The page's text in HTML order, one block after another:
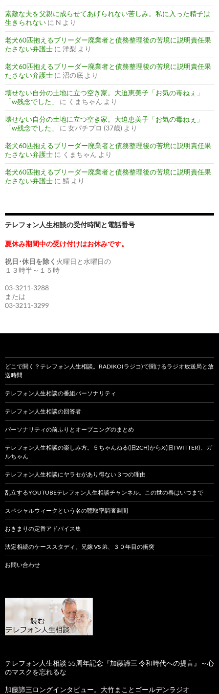
素敵な夫を父親に成らせてあげられない苦しみ。私に入った精子は
生きられない に N より
老犬60匹抱えるブリーダー廃業者と債務整理後の苦境に説明責任果
たさない弁護士 に 洋梨 より
老犬60匹抱えるブリーダー廃業者と債務整理後の苦境に説明責任果
たさない弁護士 に 沼の底 より
壊せない自分の土地に立つ空き家。大迫恵美子「お気の毒ねぇ」
「w残念でした」
に くまちゃん より
壊せない自分の土地に立つ空き家。大迫恵美子「お気の毒ねぇ」
「w残念でした」
に 女パチプロ (37歳) より
老犬60匹抱えるブリーダー廃業者と債務整理後の苦境に説明責任果
たさない弁護士 に くまちゃん より
老犬60匹抱えるブリーダー廃業者と債務整理後の苦境に説明責任果
たさない弁護士 に 鯖 より
テレフォン人生相談の受付時間と電話番号
夏休み期間中の受け付けはお休みです。
祝日･休日を除く 火曜日と水曜日の
１３時半～１５時
03-3211-3288
または
03-3211-3299
どこで聞く？テレフォン人生相談。RADIKO(ラジコ)で聞けるラジオ放送局と放
送時間
テレフォン人生相談の番組パーソナリティ
テレフォン人生相談の回答者
パーソナリティの前ふりとオープニングのまとめ
テレフォン人生相談の楽しみ方。５ちゃんねる(旧2CH)からX(旧TWITTER)、ガ
ルちゃん
テレフォン人生相談にヤラセがあり得ない３つの理由
乱立するYOUTUBEテレフォン人生相談チャンネル。この世の春はいつまで
スペシャルウィークという名の聴取率調査週間
おきまりの定番アドバイス集
法定相続のケーススタディ。兄嫁 VS 弟、３０年目の衝突
お問い合わせ
テレフォン人生相談 55周年記念『加藤諦三 令和時代への提言』～心
のマスクを忘れるな
加藤諦三ロングインタビュー。大竹まことゴールデンラジオ